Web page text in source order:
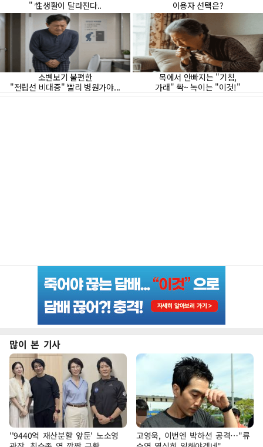
많이 본 기사
''9440억 재산분할 앞둔' 노소영
고영욱, 이번엔 박하선 공격…"류